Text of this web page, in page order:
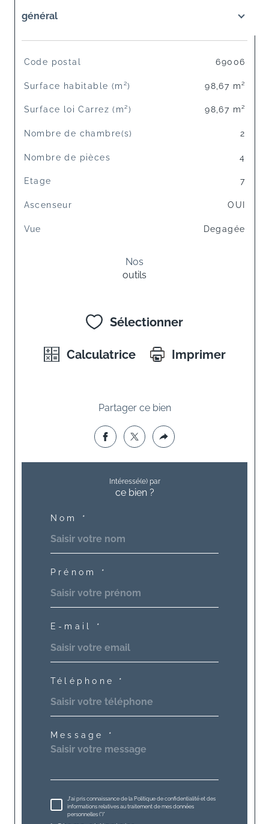
général
TRAD_SIROCCO_Caracteristique
Code postal 69006
Surface habitable (m²) 98,67 m²
Surface loi Carrez (m²) 98,67 m²
Nombre de chambre(s) 2
Nombre de pièces 4
Etage 7
Ascenseur OUI
Vue Degagée
Nos
outils
Sélectionner
Calculatrice Imprimer
Partager ce bien
Intéressé(e) par
ce bien ?
Nom *
Prénom *
E-mail *
Téléphone *
Message *
J'ai pris connaissance de la Politique de confidentialité et des
informations relatives au traitement de mes données
personnelles (*)*